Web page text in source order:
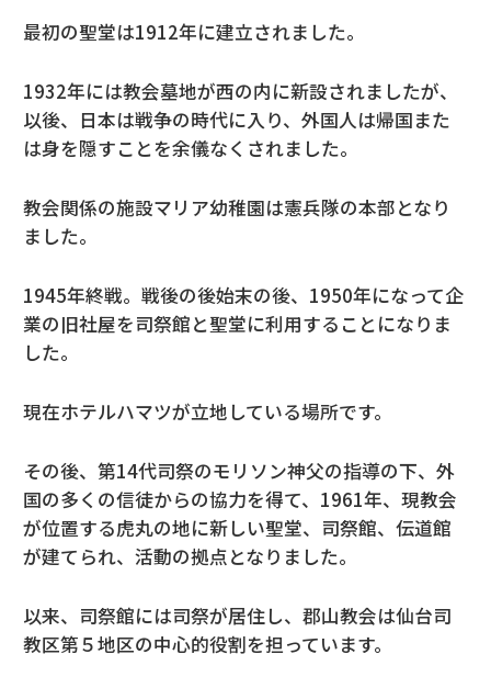
最初の聖堂は1912年に建立されました。
1932年には教会墓地が西の内に新設されましたが、
以後、日本は戦争の時代に入り、外国人は帰国また
は身を隠すことを余儀なくされました。
教会関係の施設マリア幼稚園は憲兵隊の本部となり
ました。
1945年終戦。戦後の後始末の後、1950年になって企
業の旧社屋を司祭館と聖堂に利用することになりま
した。
現在ホテルハマツが立地している場所です。
その後、第14代司祭のモリソン神父の指導の下、外
国の多くの信徒からの協力を得て、1961年、現教会
が位置する虎丸の地に新しい聖堂、司祭館、伝道館
が建てられ、活動の拠点となりました。
以来、司祭館には司祭が居住し、郡山教会は仙台司
教区第５地区の中心的役割を担っています。